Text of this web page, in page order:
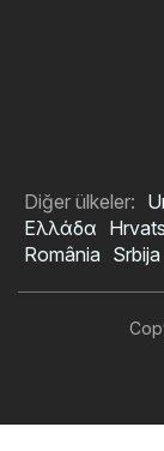
Diğer ülkeler:
Ελλάδα
România Srbija